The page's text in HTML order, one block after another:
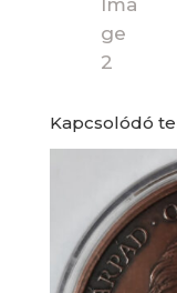
Kapcsolódó